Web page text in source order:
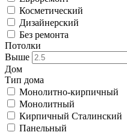
Косметический
Дизайнерский
Без ремонта
Потолки
Выше
Дом
Тип дома
Монолитно-кирпичный
Монолитный
Кирпичный Сталинский
Панельный